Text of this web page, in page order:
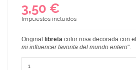
3,50 €
Impuestos incluidos
Original libreta color rosa decorada con
mi influencer favorita del mundo entero".